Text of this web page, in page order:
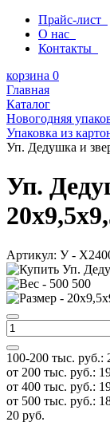
Прайс-лист
О нас
Контакты
корзина 0
Главная
Каталог
Новогодняя
Упаковка из
Уп. Дедушка и
Уп.
Артикул: У -
500
100-200 тыс. руб.:
от 200 тыс. руб.:
от 400 тыс. руб.:
от 500 тыс. руб.:
20 руб.